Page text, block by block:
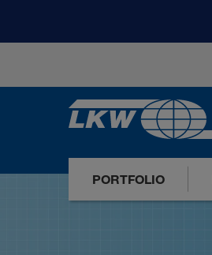
PORTFOLIO